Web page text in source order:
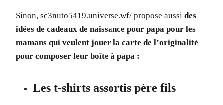
Sinon, sc3nuto5419.universe.wf/ propose aussi des
idées de cadeaux de naissance pour papa pour les
mamans qui veulent jouer la carte de l’originalité
pour composer leur boîte à papa :
Les t-shirts assortis père fils